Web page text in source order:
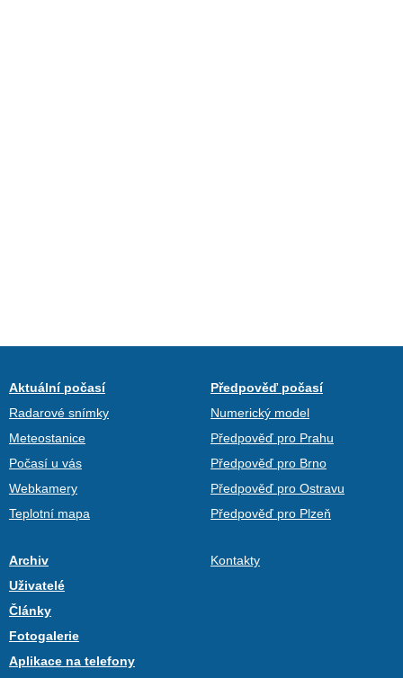
Aktuální počasí
Radarové snímky
Meteostanice
Počasí u vás
Webkamery
Teplotní mapa
Předpověď počasí
Numerický model
Předpověď pro Prahu
Předpověď pro Brno
Předpověď pro Ostravu
Předpověď pro Plzeň
Archiv
Uživatelé
Články
Fotogalerie
Aplikace na telefony
Kontakty